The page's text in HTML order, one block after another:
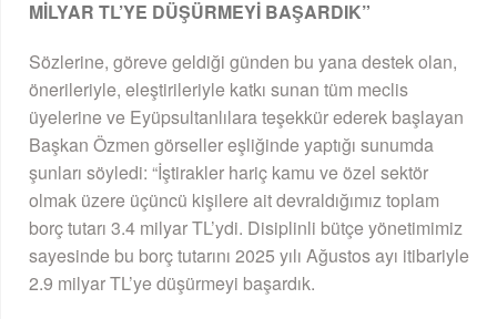
MİLYAR TL’YE DÜŞÜRMEYİ BAŞARDIK”
Sözlerine, göreve geldiği günden bu yana destek olan,
önerileriyle, eleştirileriyle katkı sunan tüm meclis
üyelerine ve Eyüpsultanlılara teşekkür ederek başlayan
Başkan Özmen görseller eşliğinde yaptığı sunumda
şunları söyledi: “İştirakler hariç kamu ve özel sektör
olmak üzere üçüncü kişilere ait devraldığımız toplam
borç tutarı 3.4 milyar TL’ydi. Disiplinli bütçe yönetimimiz
sayesinde bu borç tutarını 2025 yılı Ağustos ayı itibariyle
2.9 milyar TL’ye düşürmeyi başardık.